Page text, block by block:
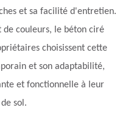
et sa facilité d'entretien.
couleurs, le béton ciré
choisissent cette
et son adaptabilité,
et fonctionnelle à leur
sol.